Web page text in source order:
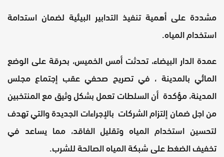
مشددة على أهمية تنفيذ التدابير البيئية لضمان استدامة
استخدام المياه.
عمدة الدار البيضاء، تحدثت أمس الخميس، بحرقة على الوضع
المائي بالمدينة ، في تصريح صحفي عقب إجتماع مجلس
المدينة، مؤكدة أن السلطات تعمل بشكل وثيق مع المنتخبين
من اجل ضمان إلتزام الشركات بالإجراءات الجديدة والتي تهدف
لتحسين استخدام المياه وتقليل الفاقد، مما يساعد في
تخفيف الضغط على شبكة المياه الصالحة للشرب.